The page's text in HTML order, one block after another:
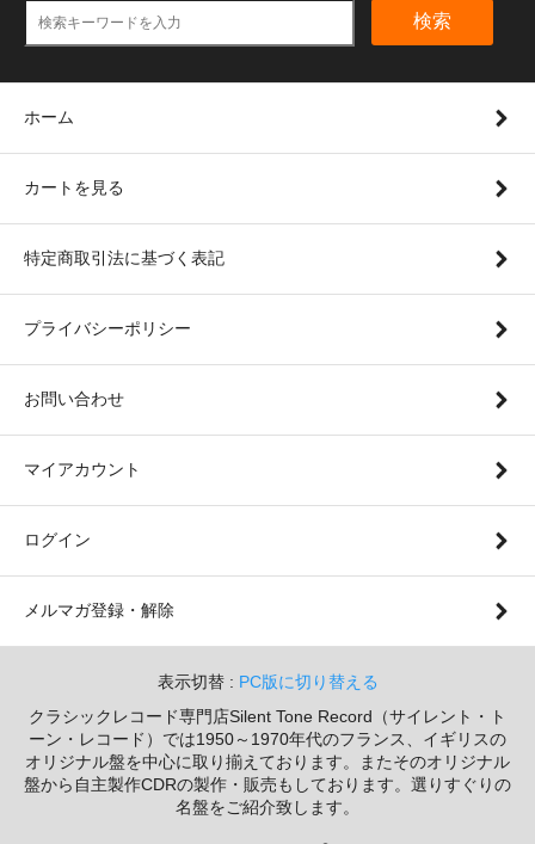
検索
ホーム
カートを見る
特定商取引法に基づく表記
プライバシーポリシー
お問い合わせ
マイアカウント
ログイン
メルマガ登録・解除
表示切替 : PC版に切り替える
クラシックレコード専門店Silent Tone Record（サイレント・ト
ーン・レコード）では1950～1970年代のフランス、イギリスの
オリジナル盤を中心に取り揃えております。またそのオリジナル
盤から自主製作CDRの製作・販売もしております。選りすぐりの
名盤をご紹介致します。